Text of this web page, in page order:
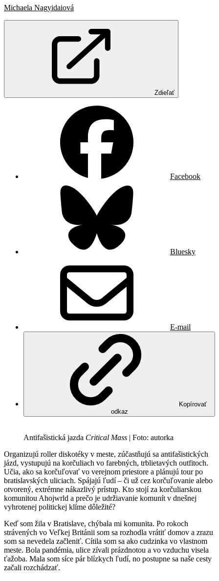
Michaela Nagyidaiová
Zdieľať
Facebook
Bluesky
E-mail
Kopírovať
odkaz
Antifašistická jazda Critical Mass | Foto: autorka
Organizujú roller diskotéky v meste, zúčastňujú sa antifašistických
jázd, vystupujú na korčuliach vo farebných, trblietavých outfitoch.
Učia, ako sa korčuľovať vo verejnom priestore a plánujú tour po
bratislavských uliciach. Spájajú ľudí – či už cez korčuľovanie alebo
otvorený, extrémne nákazlivý prístup. Kto stojí za korčuliarskou
komunitou Ahojwrld a prečo je udržiavanie komunít v dnešnej
vyhrotenej politickej klíme dôležité?
Keď som žila v Bratislave, chýbala mi komunita. Po rokoch
strávených vo Veľkej Británii som sa rozhodla vrátiť domov a zrazu
som sa nevedela začleniť. Cítila som sa ako cudzinka vo vlastnom
meste. Bola pandémia, ulice zívali prázdnotou a vo vzduchu visela
ťažoba. Mala som síce pár blízkych ľudí, no postupne sa naše cesty
začali rozchádzať.